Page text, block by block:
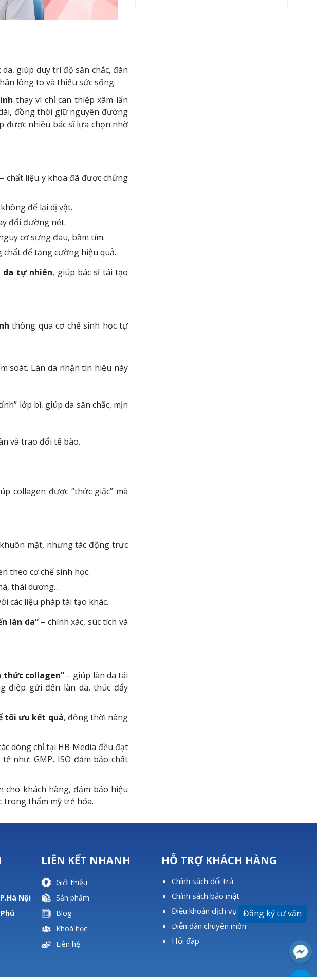
giúp duy trì độ săn chắc, đàn
lông to và thiếu sức sống.
thay vì chỉ can thiệp xâm lấn
đồng thời giữ nguyên đường
được nhiều bác sĩ lựa chọn nhờ
– chất liệu y khoa đã được chứng
để lại dị vật.
đổi đường nét.
cơ sưng đau, bầm tím.
để tăng cường hiệu quả.
da tự nhiên, giúp bác sĩ tái tạo
thông qua cơ chế sinh học tự
soát. Làn da nhận tín hiệu này
lớp bì, giúp da săn chắc, mịn
và trao đổi tế bào.
collagen được “thức giấc” mà
mặt, nhưng tác động trực
theo cơ chế sinh học.
thái dương…
các liệu pháp tái tạo khác.
làn da”– chính xác, súc tích và
thức collagen” – giúp làn da tái
điệp gửi đến làn da, thúc đẩy
tối ưu kết quả, đồng thời nâng
dòng chỉ tại HB Media đều đạt
như: GMP, ISO đảm bảo chất
khách hàng, đảm bảo hiệu
trong thẩm mỹ trẻ hóa.
Đăng ký tư vấn
Nội
LIÊN KẾT NHANH
Giới thiệu
Sản phẩm
Blog
Khoá học
Liên hệ
HỖ TRỢ KHÁCH HÀNG
Chính sách đổi trả
Chính sách bảo mật
Điều khoản dịch vụ
Diễn đàn chuyên môn
Hỏi đáp